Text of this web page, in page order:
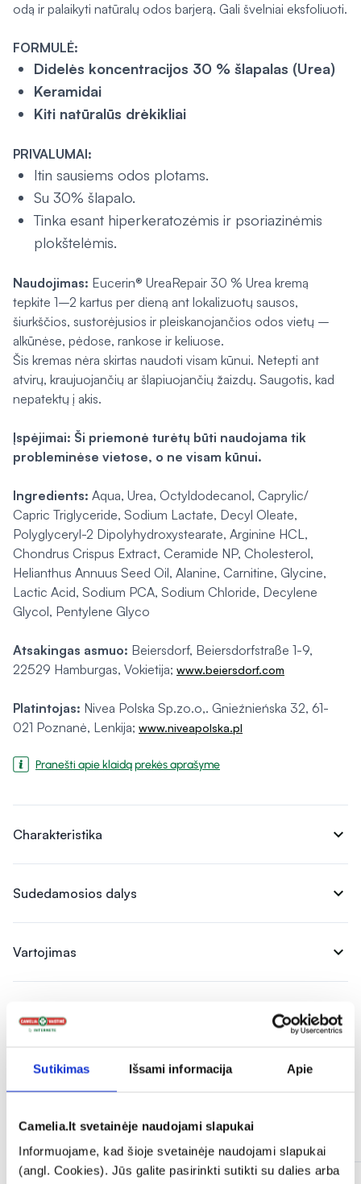
Sutikimas Išsami informacija Apie
Camelia.lt svetainėje naudojami slapukai
Informuojame, kad šioje svetainėje naudojami slapukai
(angl. Cookies). Jūs galite pasirinkti sutikti su dalies arba
odą ir palaikyti natūralų odos barjerą. Gali švelniai eksfoliuoti.
FORMULĖ:
Didelės koncentracijos 30 % šlapalas (Urea)
Keramidai
Kiti natūralūs drėkikliai
PRIVALUMAI:
Itin sausiems odos plotams.
Su 30% šlapalo.
Tinka esant hiperkeratozėmis ir psoriazinėmis
plokštelėmis.
Naudojimas: Eucerin® UreaRepair 30 % Urea kremą
tepkite 1–2 kartus per dieną ant lokalizuotų sausos,
šiurkščios, sustorėjusios ir pleiskanojančios odos vietų –
alkūnėse, pėdose, rankose ir keliuose.
Šis kremas nėra skirtas naudoti visam kūnui. Netepti ant
atvirų, kraujuojančių ar šlapiuojančių žaizdų. Saugotis, kad
nepatektų į akis.
Įspėjimai: Ši priemonė turėtų būti naudojama tik
probleminėse vietose, o ne visam kūnui.
Ingredients: Aqua, Urea, Octyldodecanol, Caprylic/
Capric Triglyceride, Sodium Lactate, Decyl Oleate,
Polyglyceryl-2 Dipolyhydroxystearate, Arginine HCL,
Chondrus Crispus Extract, Ceramide NP, Cholesterol,
Helianthus Annuus Seed Oil, Alanine, Carnitine, Glycine,
Lactic Acid, Sodium PCA, Sodium Chloride, Decylene
Glycol, Pentylene Glyco
Atsakingas asmuo: Beiersdorf, Beiersdorfstraße 1-9,
22529 Hamburgas, Vokietija; www.beiersdorf.com
Platintojas: Nivea Polska Sp.zo.o,. Gnieźnieńska 32, 61-
021 Poznanė, Lenkija; www.niveapolska.pl
Pranešti apie klaidą prekės aprašyme
Charakteristika expand_more
Sudedamosios dalys expand_more
Vartojimas expand_more
expand_more
Panašios prekės